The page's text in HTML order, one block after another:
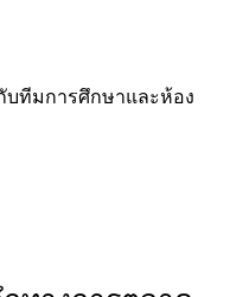
ทีมการศึกษาและห้อง